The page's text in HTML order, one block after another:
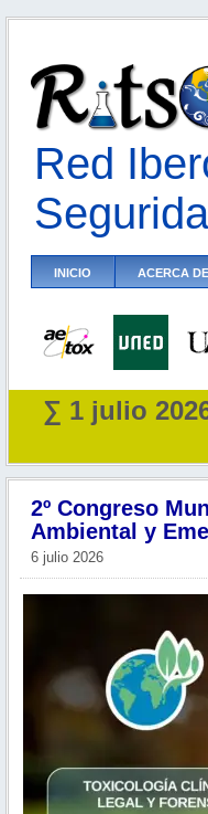
Red
INICIO ACERCA
∑ 1 julio
2º Congreso
Ambiental y
6 julio 2026